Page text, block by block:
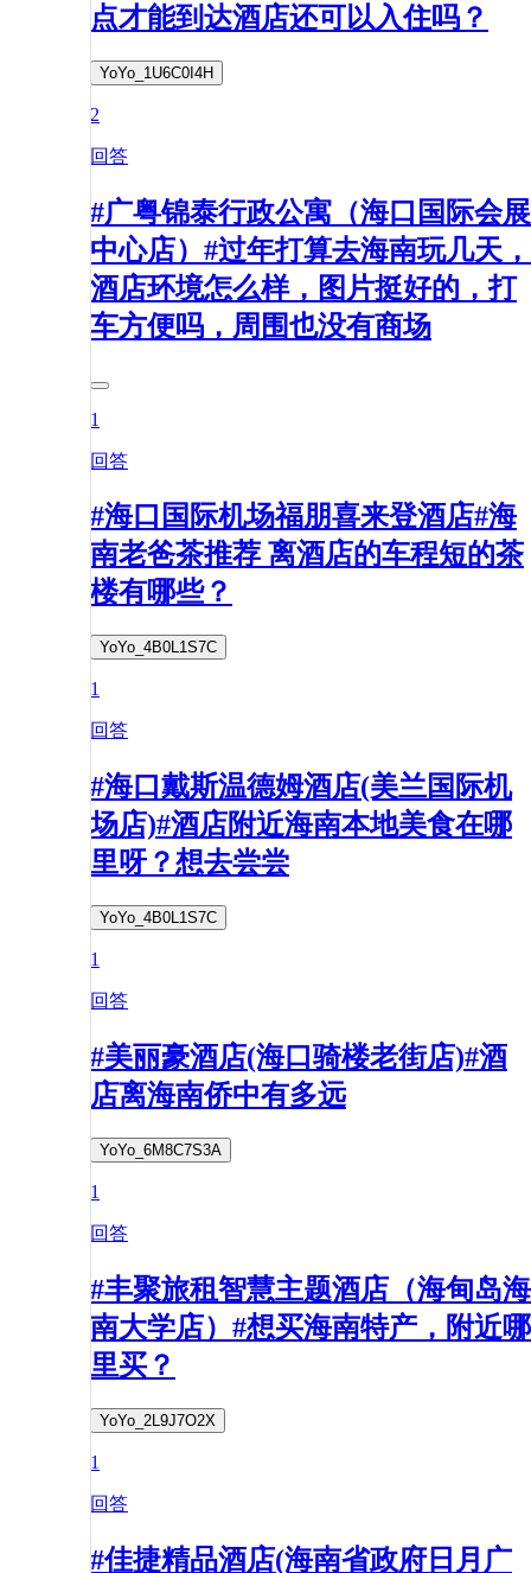
点才能到达酒店还可以入住吗？
YoYo_1U6C0I4H
2
回答
#广粤锦泰行政公寓（海口国际会展
中心店）#过年打算去海南玩几天，
酒店环境怎么样，图片挺好的，打
车方便吗，周围也没有商场
1
回答
#海口国际机场福朋喜来登酒店#海
南老爸茶推荐 离酒店的车程短的茶
楼有哪些？
YoYo_4B0L1S7C
1
回答
#海口戴斯温德姆酒店(美兰国际机
场店)#酒店附近海南本地美食在哪
里呀？想去尝尝
YoYo_4B0L1S7C
1
回答
#美丽豪酒店(海口骑楼老街店)#酒
店离海南侨中有多远
YoYo_6M8C7S3A
1
回答
#丰聚旅租智慧主题酒店（海甸岛海
南大学店）#想买海南特产，附近哪
里买？
YoYo_2L9J7O2X
1
回答
#佳捷精品酒店(海南省政府日月广